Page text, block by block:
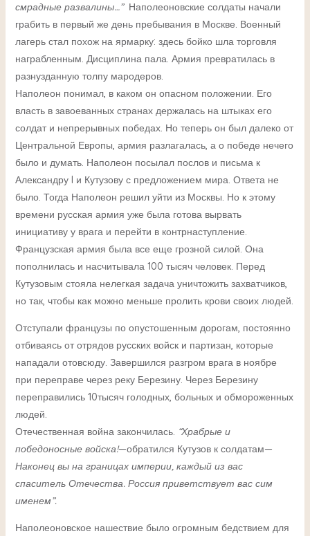
смрадные развалины…”Наполеоновские солдаты начали
грабить в первый же день пребывания в Москве. Военный
лагерь стал похож на ярмарку: здесь бойко шла торговля
награбленным. Дисциплина пала. Армия превратилась в
разнузданную толпу мародеров.
Наполеон понимал, в каком он опасном положении. Его
власть в завоеванных странах держалась на штыках его
солдат и непрерывных победах. Но теперь он был далеко от
Центральной Европы, армия разлагалась, а о победе нечего
было и думать. Наполеон посылал послов и письма к
Александру I и Кутузову с предложением мира. Ответа не
было. Тогда Наполеон решил уйти из Москвы. Но к этому
времени русская армия уже была готова вырвать
инициативу у врага и перейти в контрнаступление.
Французская армия была все еще грозной силой. Она
пополнилась и насчитывала 100 тысяч человек. Перед
Кутузовым стояла нелегкая задача уничтожить захватчиков,
но так, чтобы как можно меньше пролить крови своих людей.
Отступали французы по опустошенным дорогам, постоянно
отбиваясь от отрядов русских войск и партизан, которые
нападали отовсюду. Завершился разгром врага в ноябре
при переправе через реку Березину. Через Березину
переправились 10тысяч голодных, больных и обмороженных
людей.
Отечественная война закончилась. “Храбрые и
победоносные войска!—обратился Кутузов к солдатам—
Наконец вы на границах империи, каждый из вас
спаситель Отечества. Россия приветствует вас сим
именем”.
Наполеоновское нашествие было огромным бедствием для